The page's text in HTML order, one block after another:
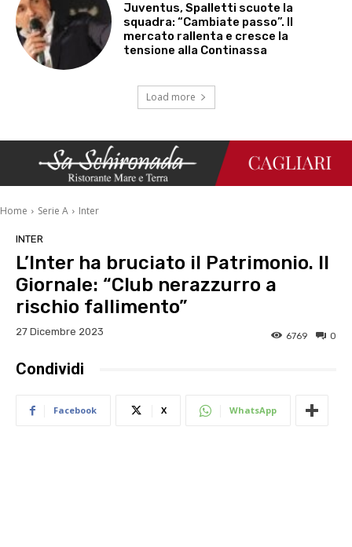
Juventus, Spalletti scuote la
squadra: “Cambiate passo”. Il
mercato rallenta e cresce la
tensione alla Continassa
Load more